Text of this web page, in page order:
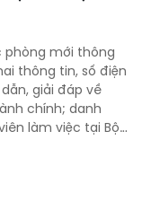
phòng mới thông
giải đáp về
chính; danh
làm việc tại Bộ
phòng.